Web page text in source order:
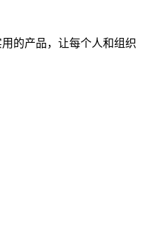
的产品，让每个人和组织